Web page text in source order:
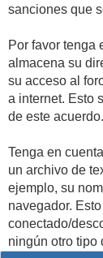
sanciones que
Por favor tenga
almacena su
su acceso al
a internet. Esto
de este acuerdo.
Tenga en
un archivo de
ejemplo, su
navegador.
conectado/
ningún otro tipo